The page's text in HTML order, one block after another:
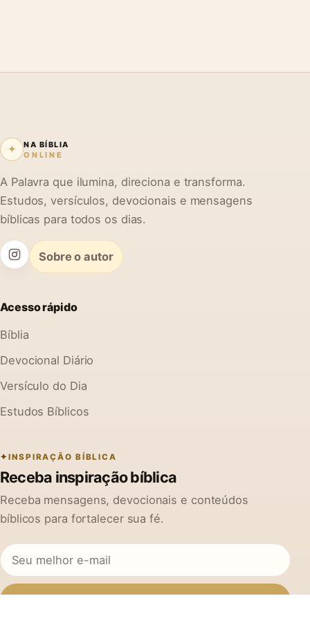
✦
NA BÍBLIA
ONLINE
A Palavra que ilumina, direciona e transforma.
Estudos, versículos, devocionais e mensagens
bíblicas para todos os dias.
Sobre o autor
Acesso rápido
Bíblia
Devocional Diário
Versículo do Dia
Estudos Bíblicos
INSPIRAÇÃO BÍBLICA
Receba inspiração bíblica
Receba mensagens, devocionais e conteúdos
bíblicos para fortalecer sua fé.